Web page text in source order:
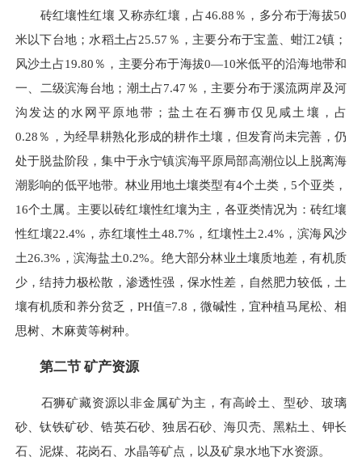
砖红壤性红壤 又称赤红壤，占46.88％，多分布于海拔50
米以下台地；水稻土占25.57％，主要分布于宝盖、蚶江2镇；
风沙土占19.80％，主要分布于海拔0—10米低平的沿海地带和
一、二级滨海台地；潮土占7.47％，主要分布于溪流两岸及河
沟发达的水网平原地带；盐土在石狮市仅见咸土壤，占
0.28％，为经旱耕熟化形成的耕作土壤，但发育尚未完善，仍
处于脱盐阶段，集中于永宁镇滨海平原局部高潮位以上脱离海
潮影响的低平地带。林业用地土壤类型有4个土类，5个亚类，
16个土属。主要以砖红壤性红壤为主，各亚类情况为：砖红壤
性红壤22.4%，赤红壤性土48.7%，红壤性土2.4%，滨海风沙
土26.3%，滨海盐土0.2%。绝大部分林业土壤质地差，有机质
少，结持力极松散，渗透性强，保水性差，自然肥力较低，土
壤有机质和养分贫乏，PH值=7.8，微碱性，宜种植马尾松、相
思树、木麻黄等树种。
第二节 矿产资源
石狮矿藏资源以非金属矿为主，有高岭土、型砂、玻璃
砂、钛铁矿砂、锆英石砂、独居石砂、海贝壳、黑粘土、钾长
石、泥煤、花岗石、水晶等矿点，以及矿泉水地下水资源。